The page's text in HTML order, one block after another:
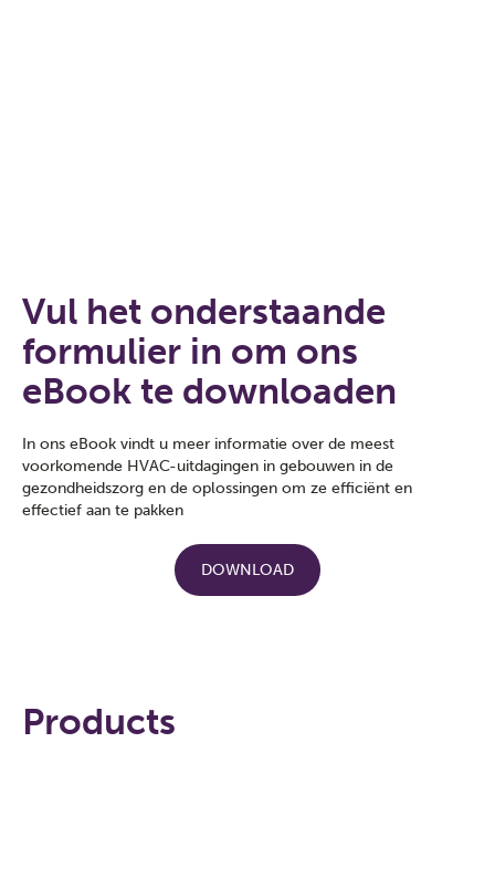
Vul het onderstaande
formulier in om ons
eBook te downloaden
In ons eBook vindt u meer informatie over de meest
voorkomende HVAC-uitdagingen in gebouwen in de
gezondheidszorg en de oplossingen om ze efficiënt en
effectief aan te pakken
DOWNLOAD
Products